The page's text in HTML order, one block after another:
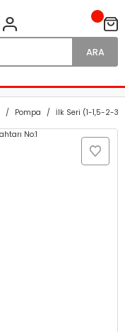
ARA
Pompa İlk Seri (1-1,5-2-3